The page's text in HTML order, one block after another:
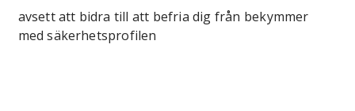
avsett att bidra till att befria dig från bekymmer
med säkerhetsprofilen